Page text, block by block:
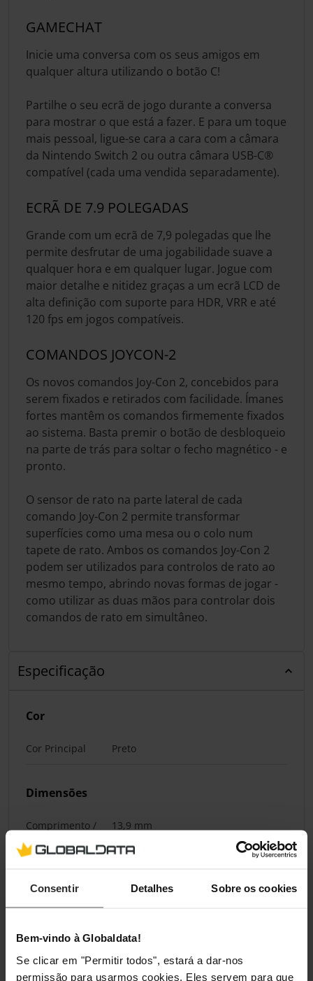
Consentir Detalhes Sobre os cookies
Bem-vindo à Globaldata!
Se clicar em "Permitir todos", estará a dar-nos
permissão para usarmos cookies. Eles servem para que
GAMECHAT
Inicie uma conversa com os seus amigos em
qualquer altura utilizando o botão C!
Partilhe o seu ecrã de jogo durante a conversa
para mostrar o que está a fazer. E para um toque
mais pessoal, ligue-se cara a cara com a câmara
da Nintendo Switch 2 ou outra câmara USB-C®
compatível (cada uma vendida separadamente).
ECRÃ DE 7.9 POLEGADAS
Grande com um ecrã de 7,9 polegadas que lhe
permite desfrutar de uma jogabilidade suave a
qualquer hora e em qualquer lugar. Jogue com
maior detalhe e nitidez graças a um ecrã LCD de
alta definição com suporte para HDR, VRR e até
120 fps em jogos compatíveis.
COMANDOS JOYCON-2
Os novos comandos Joy-Con 2, concebidos para
serem fixados e retirados com facilidade. Ímanes
fortes mantêm os comandos firmemente fixados
ao sistema. Basta premir o botão de desbloqueio
na parte de trás para soltar o fecho magnético - e
pronto.
O sensor de rato na parte lateral de cada
comando Joy-Con 2 permite transformar
superfícies como uma mesa ou o colo num
tapete de rato. Ambos os comandos Joy-Con 2
podem ser utilizados para controlos de rato ao
mesmo tempo, abrindo novas formas de jogar -
como utilizar as duas mãos para controlar dois
comandos de rato em simultâneo.
Especificação
Cor
Cor Principal Preto
Dimensões
Comprimento /
13,9 mm
Altura
Peso 548 g